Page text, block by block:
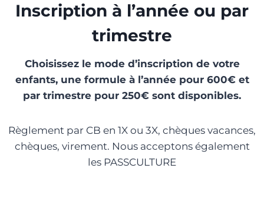
Inscription à l’année ou par
trimestre
Choisissez le mode d’inscription de votre
enfants, une formule à l’année pour 600€ et
par trimestre pour 250€ sont disponibles.
Règlement par CB en 1X ou 3X, chèques vacances,
chèques, virement. Nous acceptons également
les PASSCULTURE